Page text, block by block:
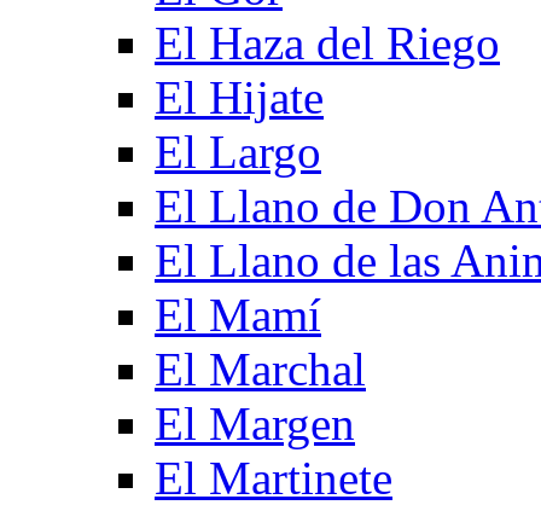
El Haza del Riego
El Hijate
El Largo
El Llano de Don
El Llano de las
El Mamí
El Marchal
El Margen
El Martinete